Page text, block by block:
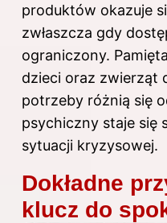
produktów okazuje
zwłaszcza gdy
ograniczony.
dzieci oraz zwierząt
potrzeby różnią się
psychiczny staje się
sytuacji kryzysowej.
Dokładne
klucz do